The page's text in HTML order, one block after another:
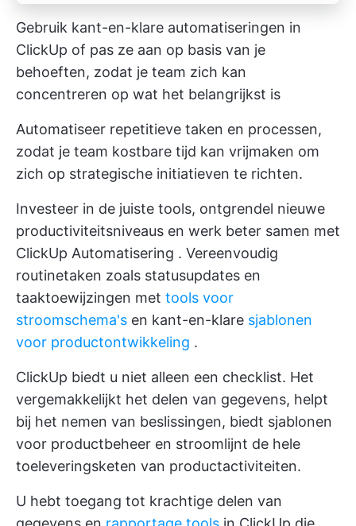
Gebruik kant-en-klare automatiseringen in
ClickUp of pas ze aan op basis van je
behoeften, zodat je team zich kan
concentreren op wat het belangrijkst is
Automatiseer repetitieve taken en processen,
zodat je team kostbare tijd kan vrijmaken om
zich op strategische initiatieven te richten.
Investeer in de juiste tools, ontgrendel nieuwe
productiviteitsniveaus en werk beter samen met
ClickUp Automatisering . Vereenvoudig
routinetaken zoals statusupdates en
taaktoewijzingen met tools voor
stroomschema's en kant-en-klare sjablonen
voor productontwikkeling .
ClickUp biedt u niet alleen een checklist. Het
vergemakkelijkt het delen van gegevens, helpt
bij het nemen van beslissingen, biedt sjablonen
voor productbeheer en stroomlijnt de hele
toeleveringsketen van productactiviteiten.
U hebt toegang tot krachtige delen van